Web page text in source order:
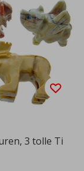
3 tolle Ti